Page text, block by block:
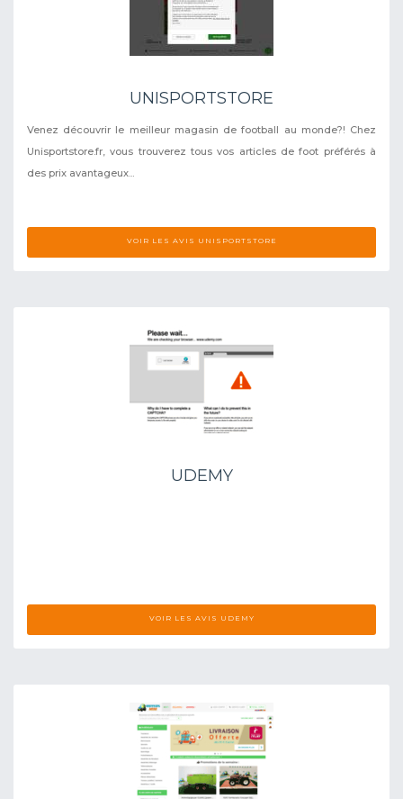
UNISPORTSTORE
Venez découvrir le meilleur magasin de football au monde?! Chez
Unisportstore.fr, vous trouverez tous vos articles de foot préférés à
des prix avantageux...
VOIR LES AVIS UNISPORTSTORE
UDEMY
VOIR LES AVIS UDEMY